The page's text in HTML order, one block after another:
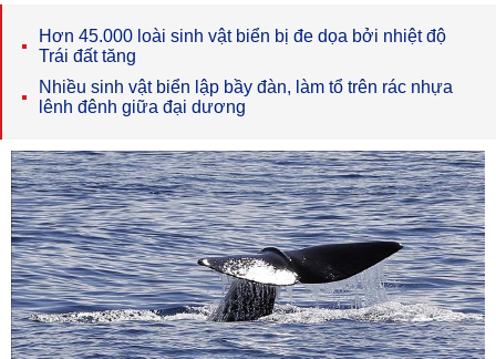
Hơn 45.000 loài sinh vật biển bị đe dọa bởi nhiệt độ
Trái đất tăng
Nhiều sinh vật biển lập bầy đàn, làm tổ trên rác nhựa
lênh đênh giữa đại dương